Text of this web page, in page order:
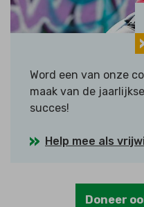
Word een van onze
maak van de
succes!
Help mee als
Doneer